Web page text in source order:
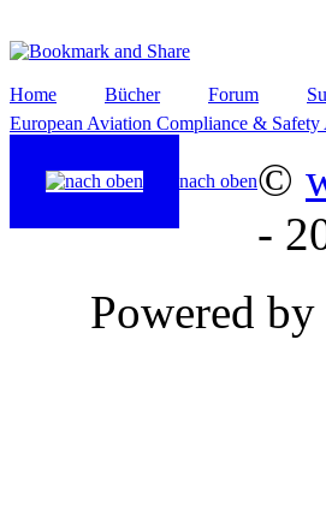
Home Bücher Forum
European Aviation Compliance &
nach oben©
-
Powered by